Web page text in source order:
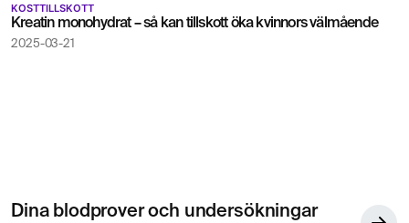
KOSTTILLSKOTT
Kreatin monohydrat – så kan tillskott öka kvinnors välmående
2025-03-21
Dina blodprover och undersökningar